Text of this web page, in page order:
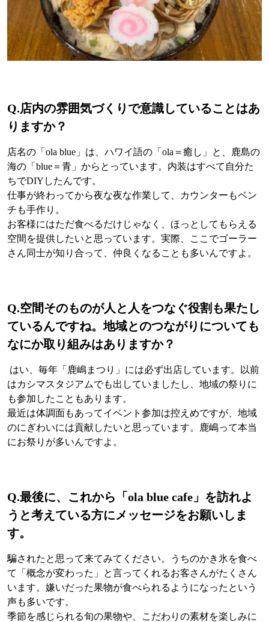
Q.店内の雰囲気づくりで意識していることはあ
りますか？
店名の「ola blue」は、ハワイ語の「ola＝癒し」と、鹿島の
海の「blue＝青」からとっています。内装はすべて自分た
ちでDIYしたんです。
仕事が終わってから夜な夜な作業して、カウンターもベン
チも手作り。
お客様にはただ食べるだけじゃなく、ほっとしてもらえる
空間を提供したいと思っています。実際、ここでゴーラー
さん同士が知り合って、仲良くなることも多いんですよ。
Q.空間そのものが人と人をつなぐ役割も果たし
ているんですね。地域とのつながりについても
なにか取り組みはありますか？
はい、毎年「鹿嶋まつり」には必ず出店しています。以前
はカシマスタジアムでも出していましたし、地域の祭りに
も参加したこともあります。
最近は体調面もあってイベント参加は控えめですが、地域
のにぎわいには貢献したいと思っています。鹿嶋って本当
にお祭りが多いんですよ。
Q.最後に、これから「ola blue cafe」を訪れよ
うと考えている方にメッセージをお願いしま
す。
騙されたと思って来てみてください。うちのかき氷を食べ
て「概念が変わった」と言ってくれるお客さんがたくさん
います。嫌いだった果物が食べられるようになったという
声も多いです。
季節を感じられる旬の果物や、こだわりの素材を楽しみに